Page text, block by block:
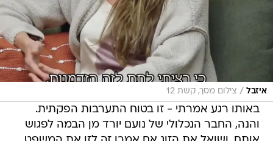
איזבל / צילום מסך, קשת 12
באותו רגע אמרתי - זו בטוח התערבות הפקתית.
והנה, החבר הנכלולי של נועם יורד מן הבמה לפגוש